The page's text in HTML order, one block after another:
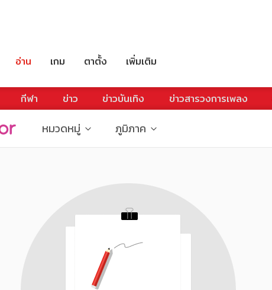
อ่าน เกม ตาตั้ง เพิ่มเติม
กีฬา ข่าว ข่าวบันเทิง ข่าวสารวงการเพลง
หมวดหมู่ ภูมิภาค